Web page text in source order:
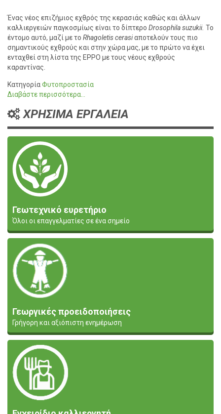
Ένας νέος επιζήμιος εχθρός της κερασιάς καθώς και άλλων
καλλιεργειών παγκοσμίως είναι το δίπτερο Drosophila suzukii. Το
έντομο αυτό, μαζί με το Rhagoletis cerasiαποτελούν τους πιο
σημαντικούς εχθρούς και στην χώρα μας, με το πρώτο να έχει
ενταχθεί στη λίστα της EPPO με τους νέους εχθρούς
καραντίνας.
ΚατηγορίαΦυτοπροστασία
Διαβάστε περισσότερα...
ΧΡΗΣΙΜΑ ΕΡΓΑΛΕΙΑ
Γεωτεχνικό ευρετήριο
Όλοι οι επαγγελματίες σε ένα σημείο
Γεωργικές προειδοποιήσεις
Γρήγορη και αξιόπιστη ενημέρωση